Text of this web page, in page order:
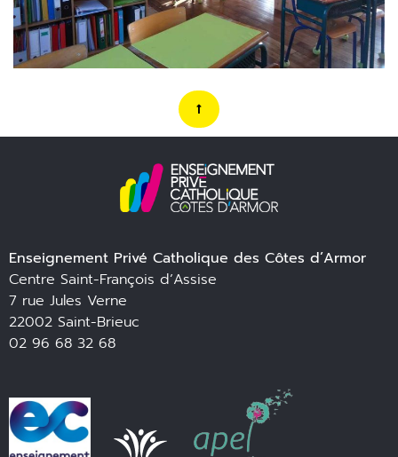
Enseignement Privé Catholique des Côtes d’Armor
Centre Saint-François d’Assise
7 rue Jules Verne
22002 Saint-Brieuc
02 96 68 32 68